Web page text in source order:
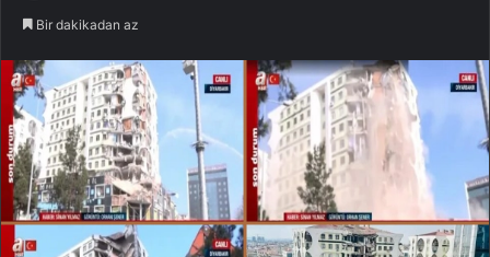
Bir dakikadan az